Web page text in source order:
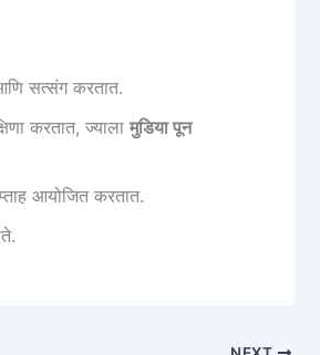
आणि सत्संग करतात.
करतात, ज्याला मुडिया पून
आयोजित करतात.